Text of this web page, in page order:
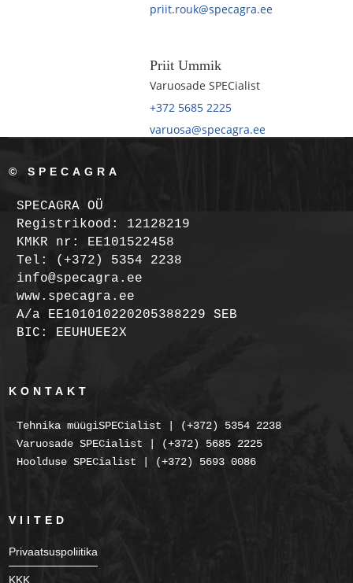
priit.rouk@specagra.ee
Priit Ummik
Varuosade SPECialist
+372 5685 2225
varuosa@specagra.ee
© SPECAGRA
SPECAGRA OÜ
Registrikood: 12128219
KMKR nr: EE101522458
Tel: (+372) 5354 2238
info@specagra.ee
www.specagra.ee
A/a EE101010220205388229 SEB
BIC: EEUHUEE2X
KONTAKT
Tehnika müügiSPECialist | (+372) 5354 2238
Varuosade SPECialist | (+372) 5685 2225
Hoolduse SPECialist | (+372) 5693 0086
VIITED
Privaatsuspoliitika
KKK